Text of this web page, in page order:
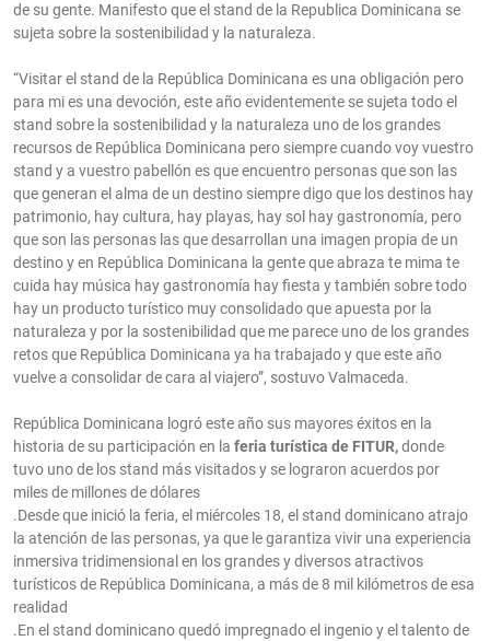
de su gente. Manifesto que el stand de la Republica Dominicana se
sujeta sobre la sostenibilidad y la naturaleza.
“Visitar el stand de la República Dominicana es una obligación pero
para mi es una devoción, este año evidentemente se sujeta todo el
stand sobre la sostenibilidad y la naturaleza uno de los grandes
recursos de República Dominicana pero siempre cuando voy vuestro
stand y a vuestro pabellón es que encuentro personas que son las
que generan el alma de un destino siempre digo que los destinos hay
patrimonio, hay cultura, hay playas, hay sol hay gastronomía, pero
que son las personas las que desarrollan una imagen propia de un
destino y en República Dominicana la gente que abraza te mima te
cuida hay música hay gastronomía hay fiesta y también sobre todo
hay un producto turístico muy consolidado que apuesta por la
naturaleza y por la sostenibilidad que me parece uno de los grandes
retos que República Dominicana ya ha trabajado y que este año
vuelve a consolidar de cara al viajero”, sostuvo Valmaceda.
República Dominicana logró este año sus mayores éxitos en la
historia de su participación en la feria turística de FITUR,donde
tuvo uno de los stand más visitados y se lograron acuerdos por
miles de millones de dólares
.Desde que inició la feria, el miércoles 18, el stand dominicano atrajo
la atención de las personas, ya que le garantiza vivir una experiencia
inmersiva tridimensional en los grandes y diversos atractivos
turísticos de República Dominicana, a más de 8 mil kilómetros de esa
realidad
.En el stand dominicano quedó impregnado el ingenio y el talento de